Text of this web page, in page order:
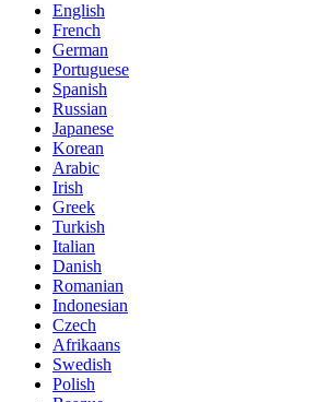
English
French
German
Portuguese
Spanish
Russian
Japanese
Korean
Arabic
Irish
Greek
Turkish
Italian
Danish
Romanian
Indonesian
Czech
Afrikaans
Swedish
Polish